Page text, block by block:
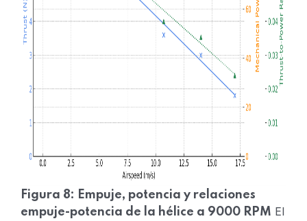
Figura 8: Empuje, potencia y relaciones
empuje-potencia de la hélice a 9000 RPM El